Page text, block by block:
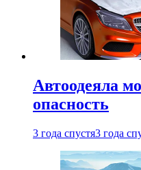
Автоодеяла
опасность
3 года спустя3 года